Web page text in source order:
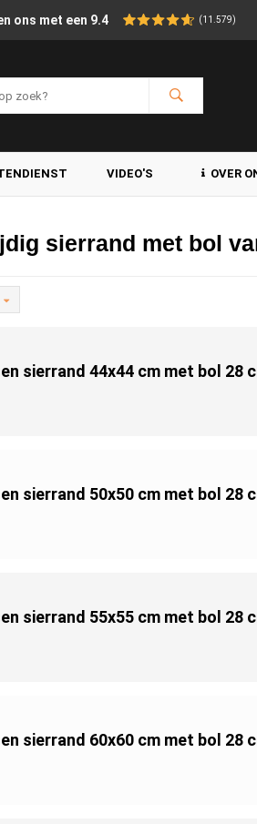
ons met een 9.4 (11.579)
VIDEO'S OVER
sierrand met bol
sierrand 44x44 cm met bol 28
sierrand 50x50 cm met bol 28
sierrand 55x55 cm met bol 28
sierrand 60x60 cm met bol 28